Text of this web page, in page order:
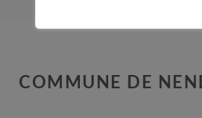
COMMUNE DE